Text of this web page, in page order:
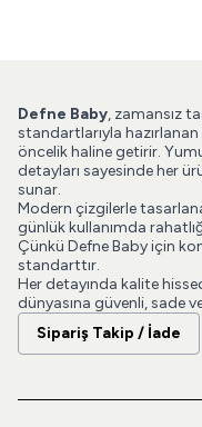
Defne Baby, zamansız
standartlarıyla
öncelik haline getirir.
detayları sayesinde her
sunar.
Modern çizgilerle
günlük kullanımda
Çünkü Defne Baby için
standarttır.
Her detayında kalite
dünyasına güvenli, sade
Sipariş Takip / İade